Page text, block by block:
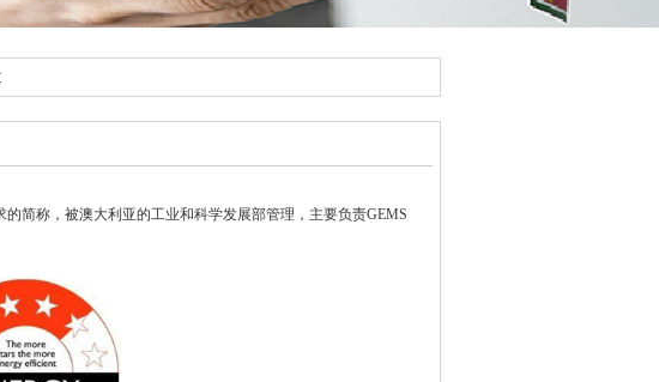
简称，被澳大利亚的工业和科学发展部管理，主要负责GEMS